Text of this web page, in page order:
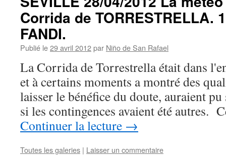
Corrida de TORRESTRELLA.
FANDI.
Publié le29 avril 2012par Niño de San Rafael
La Corrida de Torrestrella était dans
et à certains moments a montré des
laisser le bénéfice du doute, auraient
si les contingences avaient été autres.
Continuer la lecture →
Toutes les galeries | Laisser un commentaire